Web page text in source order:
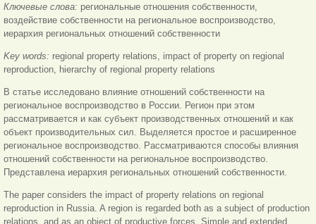
Ключевые слова: региональные отношения собственности,
воздействие собственности на региональное воспроизводство,
иерархия региональных отношений собственности
Key words: regional property relations, impact of property on regional
reproduction, hierarchy of regional property relations
В статье исследовано влияние отношений собственности на
региональное воспроизводство в России. Регион при этом
рассматривается и как субъект производственных отношений и как
объект производительных сил. Выделяется простое и расширенное
региональное воспроизводство. Рассматриваются способы влияния
отношений собственности на региональное воспроизводство.
Представлена иерархия региональных отношений собственности.
The paper considers the impact of property relations on regional
reproduction in Russia. A region is regarded both as a subject of production
relations, and as an object of productive forces. Simple and extended